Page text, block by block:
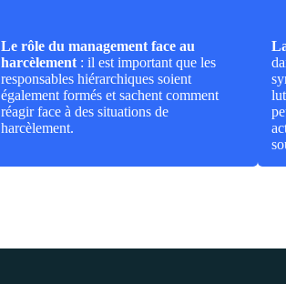
Le rôle du management face au
harcèlement: il est important que les
responsables hiérarchiques soient
également formés et sachent comment
réagir face à des situations de
harcèlement.